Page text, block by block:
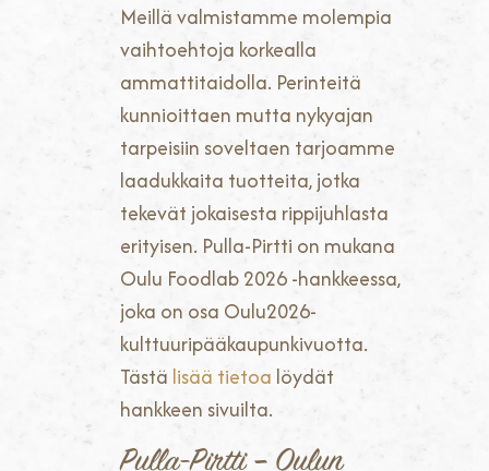
Meillä valmistamme molempia
vaihtoehtoja korkealla
ammattitaidolla. Perinteitä
kunnioittaen mutta nykyajan
tarpeisiin soveltaen tarjoamme
laadukkaita tuotteita, jotka
tekevät jokaisesta rippijuhlasta
erityisen. Pulla-Pirtti on mukana
Oulu Foodlab 2026 -hankkeessa,
joka on osa Oulu2026-
kulttuuripääkaupunkivuotta.
Tästä lisää tietoa löydät
hankkeen sivuilta.